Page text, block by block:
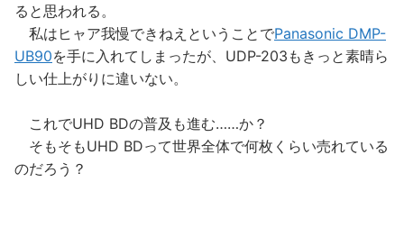
ると思われる。
私はヒャア我慢できねえということでPanasonic DMP-
UB90を手に入れてしまったが、UDP-203もきっと素晴ら
しい仕上がりに違いない。
これでUHD BDの普及も進む……か？
そもそもUHD BDって世界全体で何枚くらい売れている
のだろう？